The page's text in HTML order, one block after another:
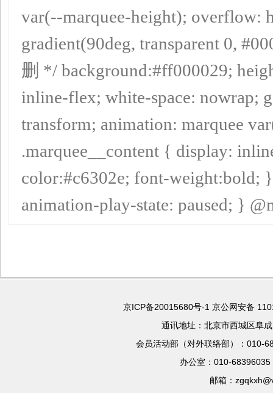
var(--marquee-height); overflow:
gradient(90deg, transparent 0,
删 */ background:#ff000029;
inline-flex; white-space: nowrap;
transform; animation: marquee
.marquee__content { display:
color:#c6302e; font-weight:bold;
animation-play-state: paused; }
京ICP备20015680号-1 京公网安备
通讯地址：北京市西城区阜
会员活动部（对外联络部）：010-
办公室：010-
邮箱：